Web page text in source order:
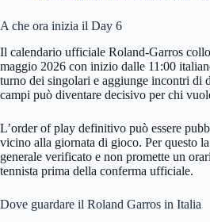
A che ora inizia il Day 6
Il calendario ufficiale Roland-Garros
maggio 2026 con inizio dalle 11:00
turno dei singolari e aggiunge incontri di
campi può diventare decisivo per chi
L’order of play definitivo può essere
vicino alla giornata di gioco. Per questo
generale verificato e non promette un
tennista prima della conferma ufficiale.
Dove guardare il Roland Garros in Italia